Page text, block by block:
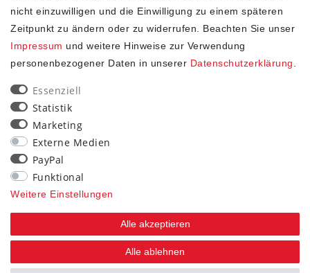
SHOP
Impressum
Daten­schutz­erklärung
AGB
Widerrufs­recht
STAY CONNECTED
nicht einzuwilligen und die Einwilligung zu einem späteren
Zeitpunkt zu ändern oder zu widerrufen. Beachten Sie unser
Impressum und weitere Hinweise zur Verwendung
personenbezogener Daten in unserer Daten­schutz­erklärung
Essenziell
Statistik
Marketing
Externe Medien
PayPal
Funktional
Weitere Einstellungen
Alle akzeptieren
Alle ablehnen